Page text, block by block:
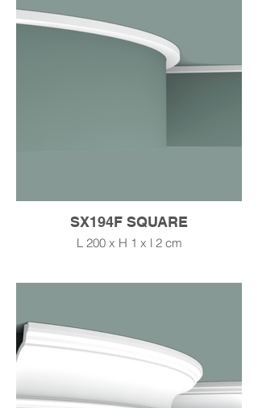
SX194F SQUARE
L 200 x H 1 x l 2 cm